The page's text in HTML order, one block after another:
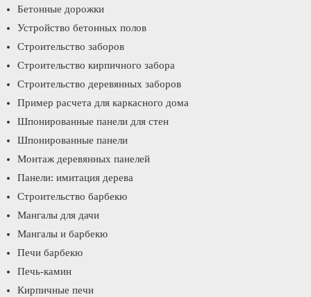
Бетонные дорожки
Устройство бетонных полов
Строительство заборов
Строительство кирпичного забора
Строительство деревянных заборов
Пример расчета для каркасного дома
Шпонированные панели для стен
Шпонированные панели
Монтаж деревянных панелей
Панели: имитация дерева
Строительство барбекю
Мангалы для дачи
Мангалы и барбекю
Печи барбекю
Печь-камин
Кирпичные печи